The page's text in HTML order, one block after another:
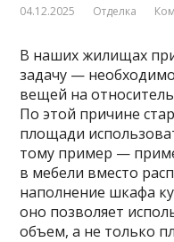
04.12.2025 Отделка
В наших жилищах
задачу —
вещей на
По этой причине
площади
тому пример —
в мебели вместо
наполнение шкафа
оно позволяет
объем, а не только